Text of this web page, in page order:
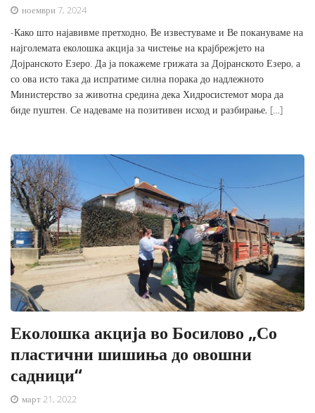
ноември 7, 2024
-Како што најавивме претходно, Ве известуваме и Ве покануваме на
најголемата еколошка акција за чистење на крајбрежјето на
Дојранското Езеро. Да ја покажеме грижата за Дојранското Езеро, а
со ова исто така да испратиме силна порака до надлежното
Министерство за животна средина дека Хидросистемот мора да
биде пуштен. Се надеваме на позитивен исход и разбирање, […]
Еколошка акција во Босилово „Со
пластични шишиња до овошни
садници“
март 21, 2022